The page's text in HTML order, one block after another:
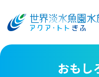
おもし